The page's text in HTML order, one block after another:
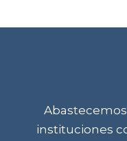
instituciones